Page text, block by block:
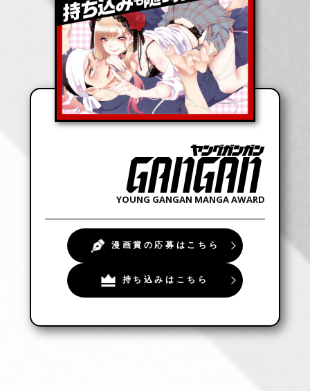
YOUNG GANGAN MANGA AWARD
漫画賞の応募はこちら
持ち込みはこちら